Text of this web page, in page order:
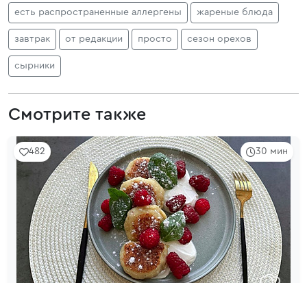
есть распространенные аллергены жареные блюда
завтрак от редакции просто сезон орехов
сырники
Смотрите также
30 мин
482